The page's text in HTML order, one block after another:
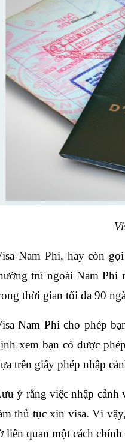
Nam Phi, hay còn
trú ngoài Nam Phi
thời gian tối đa 90
Nam Phi cho phép
xem bạn có được
trên giấy phép nhập
ý rằng việc nhập cảnh
thủ tục xin visa. Vì
liên quan một cách